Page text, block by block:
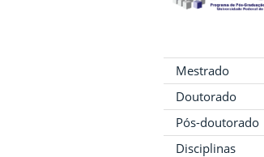
Mestrado
Doutorado
Pós-doutorado
Disciplinas